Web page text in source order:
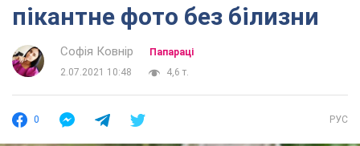
пікантне фото без білизни
Софія Ковнір
Папараці
2.07.2021 10:48
4,6 т.
0 РУС